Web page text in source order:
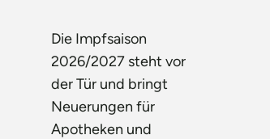
Die Impfsaison
2026/2027 steht vor
der Tür und bringt
Neuerungen für
Apotheken und